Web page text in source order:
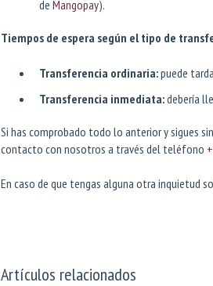
de Mangopay).
Tiempos de espera según el tipo de
Transferencia ordinaria:puede
Transferencia inmediata:debería
Si has comprobado todo lo anterior y sigues
contacto con nosotros a través del teléfono
En caso de que tengas alguna otra inquietud
Artículos relacionados